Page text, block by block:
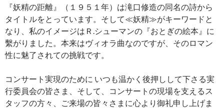
『妖精の距離』（１９５１年）は滝口修造の同名の詩から
タイトルをとっています。そして≪妖精≫がキーワードと
なり、私のイメージはＲ.シューマンの『おとぎの絵本』に
繫がりました。本来はヴィオラ曲なのですが、そのロマン
性に魅了されての挑戦です。
コンサート実現のために いつも温かく後押しして下さる実
行委員会の皆さま、そして、コンサートの現場を支えるス
タッフの方々、ご来場の皆々さまに心より御礼申し上げま